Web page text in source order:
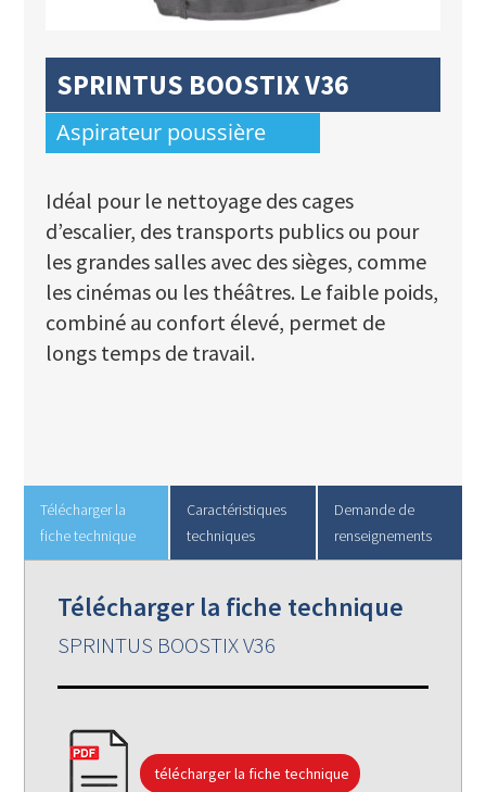
SPRINTUS BOOSTIX V36
Aspirateur poussière
Idéal pour le nettoyage des cages
d’escalier, des transports publics ou pour
les grandes salles avec des sièges, comme
les cinémas ou les théâtres. Le faible poids,
combiné au confort élevé, permet de
longs temps de travail.
Télécharger la
fiche technique
Caractéristiques
techniques
Demande de
renseignements
Télécharger la fiche technique
SPRINTUS BOOSTIX V36
télécharger la fiche technique